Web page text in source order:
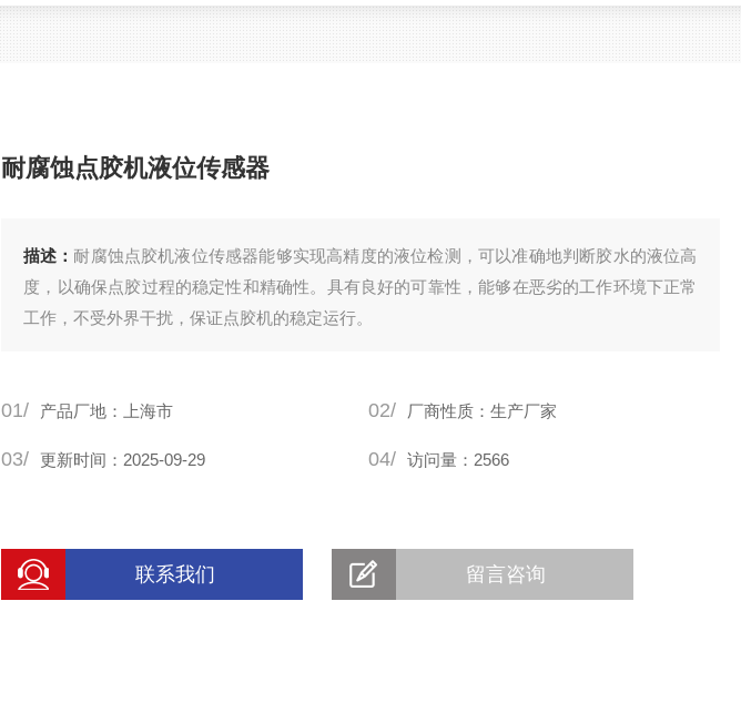
耐腐蚀点胶机液位传感器
描述： 耐腐蚀点胶机液位传感器能够实现高精度的液位检测，可以准确地判断胶水的液位高
度，以确保点胶过程的稳定性和精确性。具有良好的可靠性，能够在恶劣的工作环境下正常
工作，不受外界干扰，保证点胶机的稳定运行。
01/ 产品厂地：上海市 02/ 厂商性质：生产厂家
03/ 更新时间：2025-09-29 04/ 访问量：2566
联系我们 留言咨询